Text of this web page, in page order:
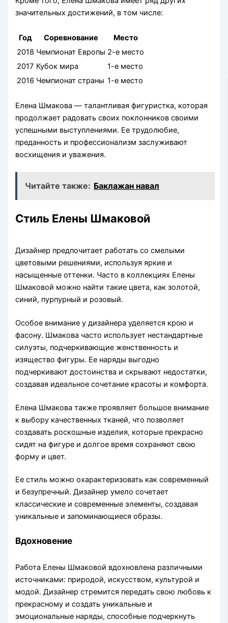
значительных достижений, в том числе:
Год Соревнование
Место
2018 Чемпионат Европы 2-е место
2017 Кубок мира
1-е место
2016 Чемпионат страны 1-е место
Елена Шмакова — талантливая фигуристка, которая
продолжает радовать своих поклонников своими
успешными выступлениями. Ее трудолюбие,
преданность и профессионализм заслуживают
восхищения и уважения.
Читайте также: Баклажан навал
Стиль Елены Шмаковой
Дизайнер предпочитает работать со смелыми
цветовыми решениями, используя яркие и
насыщенные оттенки. Часто в коллекциях Елены
Шмаковой можно найти такие цвета, как золотой,
синий, пурпурный и розовый.
Особое внимание у дизайнера уделяется крою и
фасону. Шмакова часто использует нестандартные
силуэты, подчеркивающие женственность и
изящество фигуры. Ее наряды выгодно
подчеркивают достоинства и скрывают недостатки,
создавая идеальное сочетание красоты и комфорта.
Елена Шмакова также проявляет большое внимание
к выбору качественных тканей, что позволяет
создавать роскошные изделия, которые прекрасно
сидят на фигуре и долгое время сохраняют свою
форму и цвет.
Ее стиль можно охарактеризовать как современный
и безупречный. Дизайнер умело сочетает
классические и современные элементы, создавая
уникальные и запоминающиеся образы.
Вдохновение
Работа Елены Шмаковой вдохновлена различными
источниками: природой, искусством, культурой и
модой. Дизайнер стремится передать свою любовь к
прекрасному и создать уникальные и
эмоциональные наряды, способные подчеркнуть